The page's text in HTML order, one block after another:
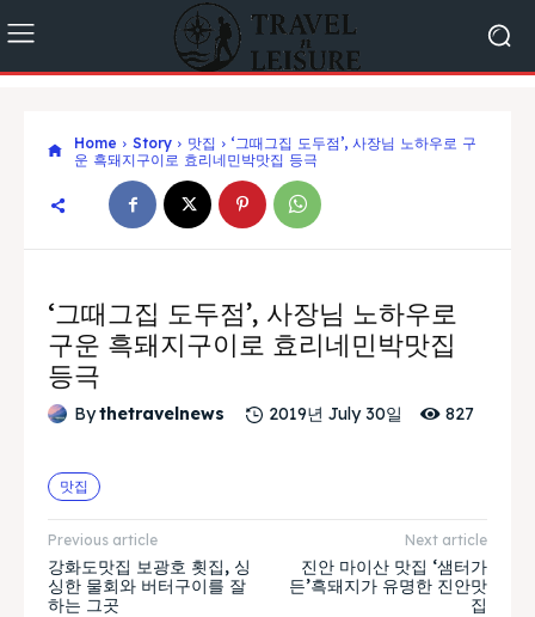
Home Story 맛집
‘그때그집 도두점’, 사장님 노하우로 구
운 흑돼지구이로 효리네민박맛집 등극
‘그때그집 도두점’, 사장님 노하우로
구운 흑돼지구이로 효리네민박맛집
등극
Bythetravelnews 2019년 July 30일 827
맛집
Previous article
강화도맛집 보광호 횟집, 싱
싱한 물회와 버터구이를 잘
하는 그곳
Next article
진안 마이산 맛집 ‘샘터가
든’흑돼지가 유명한 진안맛
집